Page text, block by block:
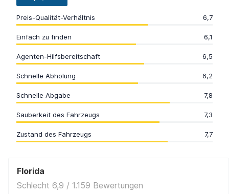
Preis-Qualität-Verhältnis 6,7
Einfach zu finden 6,1
Agenten-Hilfsbereitschaft 6,5
Schnelle Abholung 6,2
Schnelle Abgabe 7,8
Sauberkeit des Fahrzeugs 7,3
Zustand des Fahrzeugs 7,7
Florida
Schlecht 6,9 / 1.159 Bewertungen